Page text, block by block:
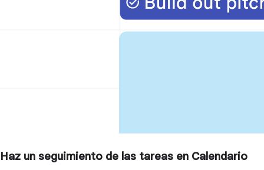
Haz un seguimiento de las tareas en Calendario